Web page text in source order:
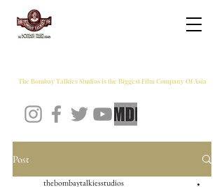
The Bombay Talkies Studios is the Biggest Film Company Of Asia
Post
thebombaytalkiesstudios